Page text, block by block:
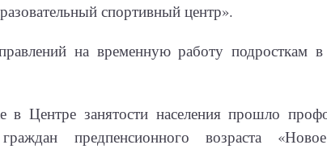
спортивный центр».
на временную работу подросткам в
Центре занятости населения прошло
предпенсионного возраста